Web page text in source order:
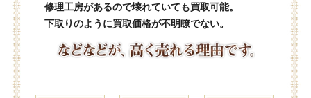
修理工房があるので壊れていても買取可能。
下取りのように買取価格が不明瞭でない。